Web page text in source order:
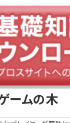
ームの木